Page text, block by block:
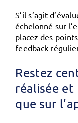
S’il s’agit
échelonné sur
placez des
feedback
Restez
réalisée
que sur